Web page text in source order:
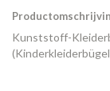
Kunststoff-